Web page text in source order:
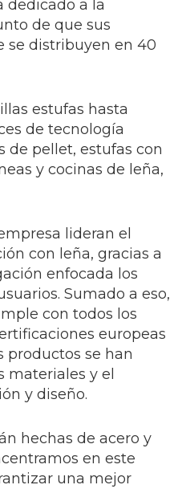
dedicado a la
de que sus
se distribuyen en 40
estufas hasta
de tecnología
de pellet, estufas con
y cocinas de leña,
lideran el
con leña, gracias a
enfocada los
Sumado a eso,
con todos los
europeas
productos se han
materiales y el
y diseño.
hechas de acero y
en este
una mejor